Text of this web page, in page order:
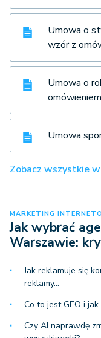
Umowa o
wzór z
Umowa o
omówieniem
Umowa
Zobacz wszystkie
MARKETING
Jak wybrać
Warszawie:
Jak reklamuje się
reklamy…
Co to jest GEO i
Czy AI naprawdę